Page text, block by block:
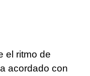
el ritmo de
acordado con